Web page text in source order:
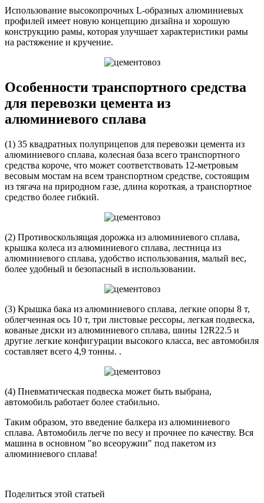
Использование высокопрочных L-образных алюминиевых
профилей имеет новую концепцию дизайна и хорошую
конструкцию рамы, которая улучшает характеристики рамы
на растяжение и кручение.
Особенности транспортного средства
для перевозки цемента из
алюминиевого сплава
(1) 35 квадратных полуприцепов для перевозки цемента из
алюминиевого сплава, колесная база всего транспортного
средства короче, что может соответствовать 12-метровым
весовым мостам на всем транспортном средстве, состоящим
из тягача на природном газе, длина короткая, а транспортное
средство более гибкий.
(2) Противоскользящая дорожка из алюминиевого сплава,
крышка колеса из алюминиевого сплава, лестница из
алюминиевого сплава, удобство использования, малый вес,
более удобный и безопасный в использовании.
(3) Крышка бака из алюминиевого сплава, легкие опоры 8 т,
облегченная ось 10 т, три листовые рессоры, легкая подвеска,
кованые диски из алюминиевого сплава, шины 12R22.5 и
другие легкие конфигурации высокого класса, вес автомобиля
составляет всего 4,9 тонны. .
(4) Пневматическая подвеска может быть выбрана,
автомобиль работает более стабильно.
Таким образом, это введение балкера из алюминиевого
сплава. Автомобиль легче по весу и прочнее по качеству. Вся
машина в основном "во всеоружии" под пакетом из
алюминиевого сплава!
Поделиться этой статьей